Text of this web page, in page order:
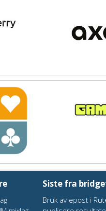
Siste fra
Bruk av epost i